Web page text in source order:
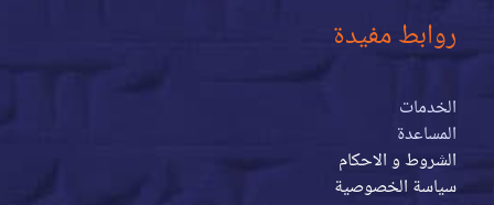
روابط مفيدة
الخدمات
المساعدة
الشروط و الاحكام
سياسة الخصوصية